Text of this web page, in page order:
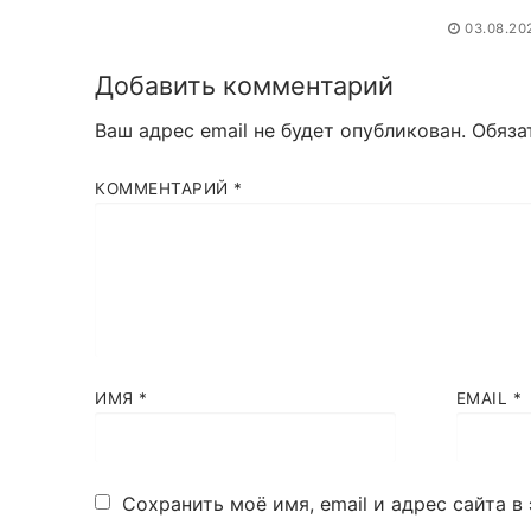
Добавить комментарий
Ваш адрес email не будет опубликован.
КОММЕНТАРИЙ *
ИМЯ * EMAIL *
Сохранить моё имя, email и адрес сайта